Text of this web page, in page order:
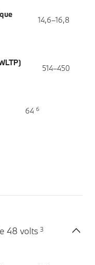
14,6–16,8
514–450
64 6
48 volts 3